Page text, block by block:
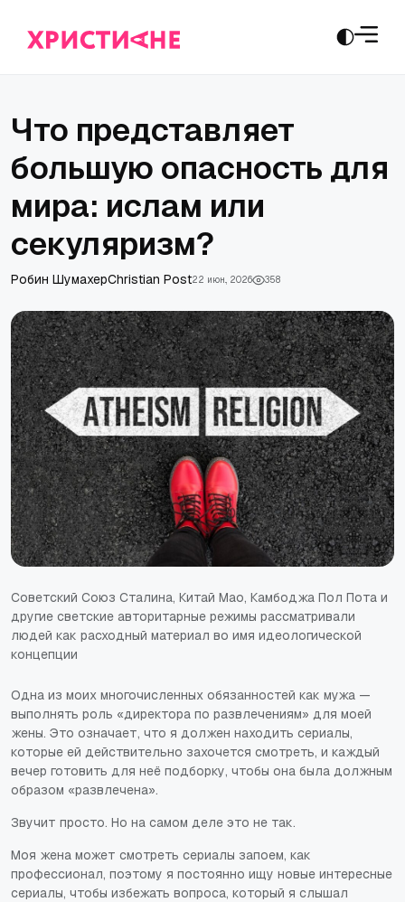
Что представляет
большую опасность для
мира: ислам или
секуляризм?
Робин ШумахерСhristian Post22 июн., 2026 358
Советский Союз Сталина, Китай Мао, Камбоджа Пол Пота и
другие светские авторитарные режимы рассматривали
людей как расходный материал во имя идеологической
концепции
Одна из моих многочисленных обязанностей как мужа —
выполнять роль «директора по развлечениям» для моей
жены. Это означает, что я должен находить сериалы,
которые ей действительно захочется смотреть, и каждый
вечер готовить для неё подборку, чтобы она была должным
образом «развлечена».
Звучит просто. Но на самом деле это не так.
Моя жена может смотреть сериалы запоем, как
профессионал, поэтому я постоянно ищу новые интересные
сериалы, чтобы избежать вопроса, который я слышал